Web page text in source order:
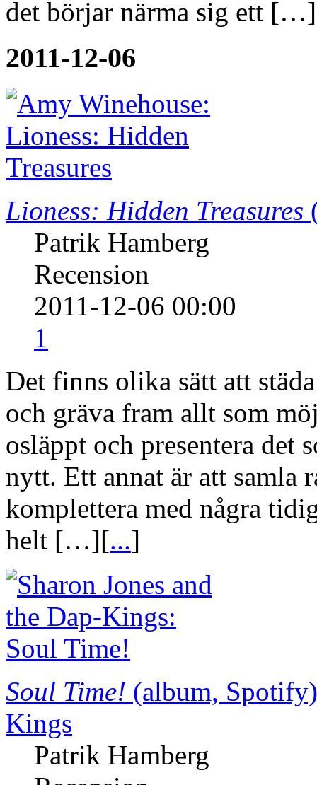
det börjar närma sig ett
2011-12-06
Lioness: Hidden Treasures
Patrik Hamberg
Recension
2011-12-06 00:00
1
Det finns olika sätt att
och gräva fram allt som
osläppt och presentera det
nytt. Ett annat är att samla
komplettera med några
helt […][...]
Soul Time! (album, Spotify)
Kings
Patrik Hamberg